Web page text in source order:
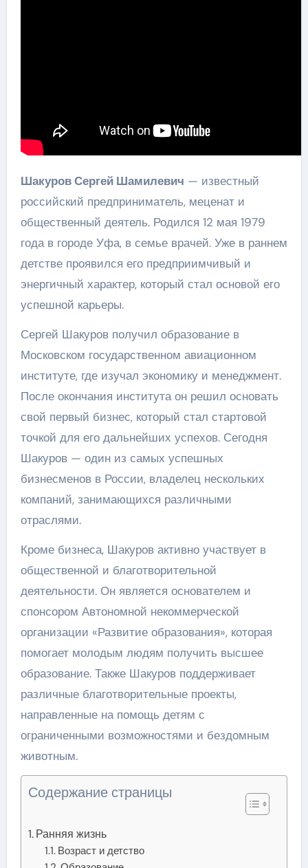
Шакуров Сергей Шамилевич — известный
российский предприниматель, меценат и
общественный деятель. Родился 12 мая 1979
года в городе Уфа, в семье врачей. Уже в раннем
детстве проявился его предприимчивый и
энергичный характер, который стал основой его
успешной карьеры.
Сергей Шакуров получил образование в
Московском государственном авиационном
институте, где изучал экономику и менеджмент.
После окончания института он решил основать
свой первый бизнес, который стал стартовой
точкой для его дальнейших успехов. Сегодня
Шакуров — один из самых успешных
бизнесменов в России, владелец нескольких
компаний, занимающихся различными
отраслями.
Кроме бизнеса, Шакуров активно участвует в
общественной и благотворительной
деятельности. Он является основателем и
спонсором Автономной некоммерческой
организации «Развитие образования», которая
помогает молодым людям получить высшее
образование. Также Шакуров поддерживает
различные благотворительные проекты,
направленные на помощь детям с
ограниченными возможностями и бездомным
животным.
Содержание страницы
Ранняя жизнь
Возраст и детство